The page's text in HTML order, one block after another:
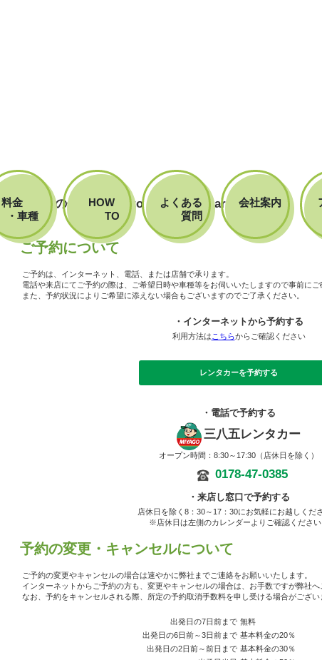
レンタカーの使い方How to use rent-a-car
ご予約について
ご予約は、インターネット、電話、または店舗で承ります。
電話や来店にてご予約の際は、ご希望日時や車種等をお伺いいたしますので事前にご
また、予約状況によりご希望に添えない場合もございますのでご了承ください。
・インターネットから予約する
利用方法は こちらからご確認ください
レンタカーを予約する
・電話で予約する
三八五レンタカー
オープン時間：8:30～17:30（店休日を除く）
0178-47-0385
・来店し窓口で予約する
店休日を除く8：30～17：30にお気軽にお越しくださ
※店休日は左側のカレンダーよりご確認ください
予約の変更・キャンセルについて
ご予約の変更やキャンセルの場合は速やかに弊社までご連絡をお願いいたします。
インターネットからご予約の方も、変更やキャンセルの場合は、お手数ですが弊社へ
なお、予約をキャンセルされる際、所定の予約取消手数料を申し受ける場合がござい
出発日の7日前まで 無料
出発日の6日前～3日前まで 基本料金の20％
出発日の2日前～前日まで 基本料金の30％
料金
・車種
HOW
TO
よくある
質問
会社案内